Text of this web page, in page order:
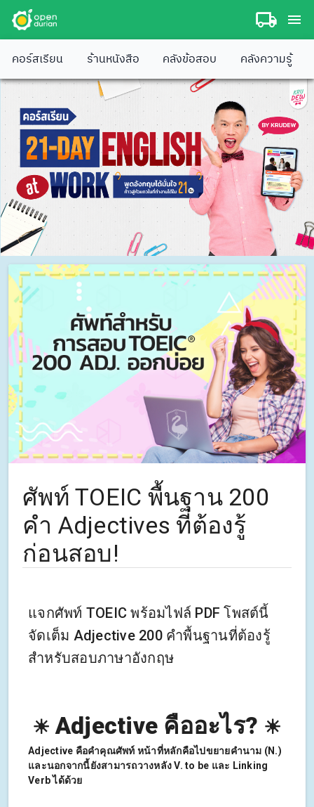
คอร์สเรียน ร้านหนังสือ คลังข้อสอบ คลังความรู้
ศัพท์ TOEIC พื้นฐาน 200
คำ Adjectives ที่ต้องรู้
ก่อนสอบ!
แจกศัพท์ TOEIC พร้อมไฟล์ PDF โพสต์นี้
จัดเต็ม Adjective 200 คำพื้นฐานที่ต้องรู้
สำหรับสอบภาษาอังกฤษ
☀Adjective คืออะไร? ☀
Adjective คือคำคุณศัพท์ หน้าที่หลักคือไปขยายคำนาม (N.)
และนอกจากนี้ยังสามารถวางหลัง V. to be และ Linking
Verb ได้ด้วย